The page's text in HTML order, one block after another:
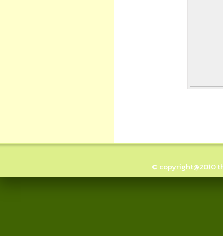
© copyright@2010